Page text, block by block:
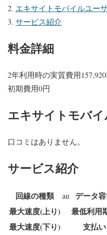
エキサイトモバイルユー
サービス紹介
料金詳細
2年利用時の実質費用157,920
初期費用0円
エキサイトモバ
口コミはありません。
サービス紹介
回線の種類 au データ
最大速度(上り)
最低利用
最大速度(下り)
支払い